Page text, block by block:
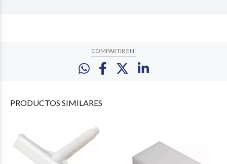
COMPARTIR EN:
PRODUCTOS SIMILARES